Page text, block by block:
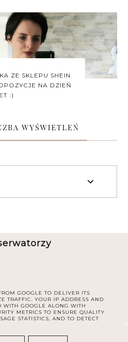
ZE SKLEPU SHEIN
NA DZIEŃ
:)
WYŚWIETLEŃ
©30PLUS BLOG
GOOGLE TO DELIVER ITS
TRAFFIC. YOUR IP ADDRESS AND
WITH GOOGLE ALONG WITH
METRICS TO ENSURE QUALITY
STATISTICS, AND TO DETECT